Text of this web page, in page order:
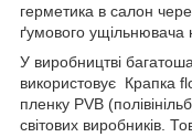
герметика в салон
ґумового ущільнювача
У виробництві
використовує Крапка
пленку PVB
світових виробників.